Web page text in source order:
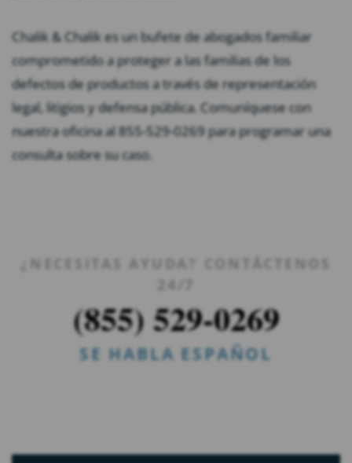
Chalik & Chalik es un bufete de abogados familiar
comprometido a proteger a las familias de los
defectos de productos a través de representación
legal, litigios y defensa pública. Comuníquese con
nuestra oficina al 855-529-0269 para programar una
consulta sobre su caso.
¿NECESITAS AYUDA? CONTÁCTENOS
24/7
(855) 529-0269
SE HABLA ESPAÑOL